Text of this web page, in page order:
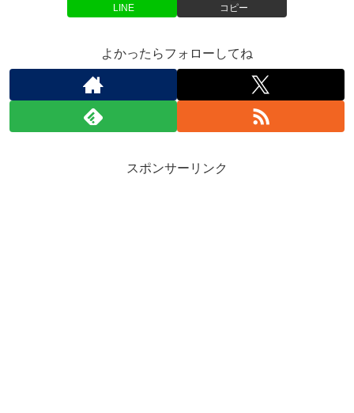
LINE コピー
よかったらフォローしてね
スポンサーリンク